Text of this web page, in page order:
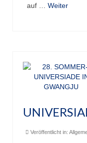
auf … Weiter
Veröffentlicht in: